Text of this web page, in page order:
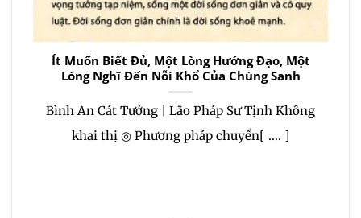
Ít Muốn Biết Đủ, Một Lòng Hướng Đạo, Một
Lòng Nghĩ Đến Nỗi Khổ Của Chúng Sanh
Bình An Cát Tưởng | Lão Pháp Sư Tịnh Không
khai thị ◎ Phương pháp chuyển[ .... ]